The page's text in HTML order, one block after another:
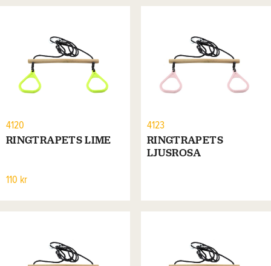
4120
RINGTRAPETS LIME
110 kr
4123
RINGTRAPETS
LJUSROSA